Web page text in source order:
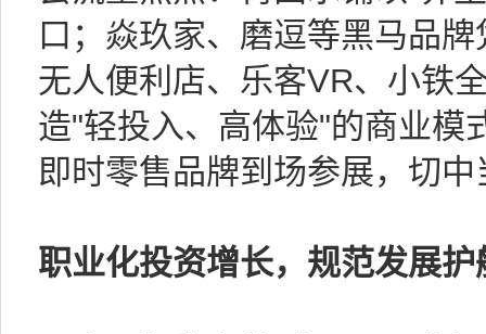
口；焱玖家、磨逗等黑马品
无人便利店、乐客VR、小铁
造"轻投入、高体验"的商业模
即时零售品牌到场参展，切
职业化投资增长，规范发展护